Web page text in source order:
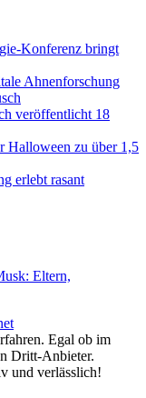
Konferenz bringt
Ahnenforschung
veröffentlicht 18
Halloween zu über 1,5
erlebt rasant
Eltern,
Egal ob im
Dritt-Anbieter.
und verlässlich!